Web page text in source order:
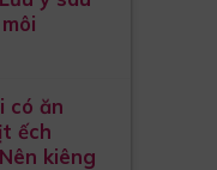
có ăn
ếch
kiêng